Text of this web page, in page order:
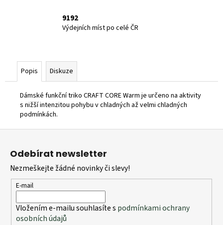
9192
Výdejních míst po celé ČR
Popis Diskuze
Dámské funkční triko CRAFT CORE Warm je určeno na aktivity
s nižší intenzitou pohybu v chladných až velmi chladných
podmínkách.
Z
Odebírat newsletter
Nezmeškejte žádné novinky či slevy!
E-mail
Vložením e-mailu souhlasíte s podmínkami ochrany
osobních údajů